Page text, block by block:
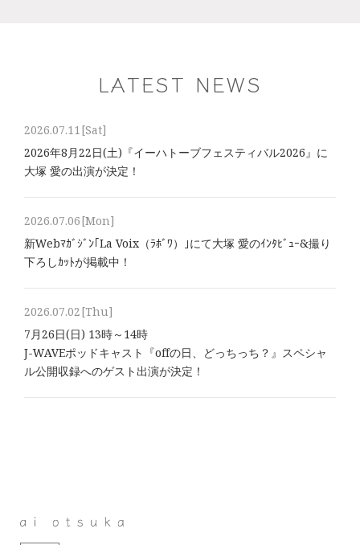
LATEST NEWS
2026.07.11[Sat]
2026年8⽉22⽇(土)『イーハトーブフェスティバル2026』に
大塚 愛の出演が決定！
2026.07.06[Mon]
新Webﾏｶﾞｼﾞﾝ｢La Voix（ﾗﾎﾞﾜ）｣にて大塚 愛のｲﾝﾀﾋﾞｭｰ&撮り
下ろしｶｯﾄが掲載中！
2026.07.02[Thu]
7月26日(日) 13時～14時
J-WAVEポッドキャスト『offの日、どっちっち？』スペシャ
ル公開収録へのゲスト出演が決定！